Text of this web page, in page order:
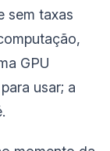
sem taxas
GPU
usar; a